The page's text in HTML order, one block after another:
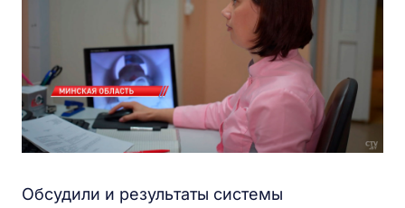
Обсудили и результаты системы